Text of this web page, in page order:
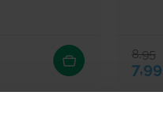
7,99
8,95